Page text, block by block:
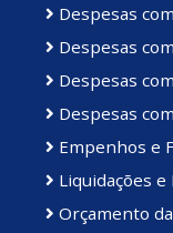
Despesas
Despesas
Despesas
Despesas
Empenhos e
Liquidações e
Orçamento